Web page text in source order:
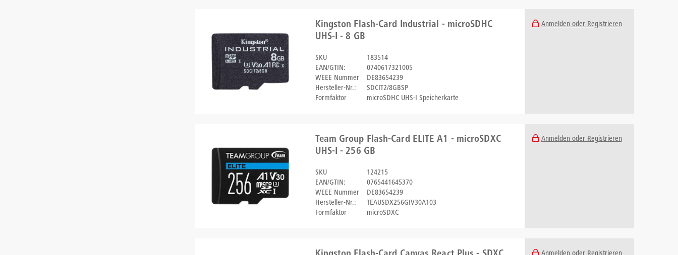
Kingston Flash-Card Industrial - microSDHC
UHS-I - 8 GB
SKU
183514
EAN/GTIN:
0740617321005
WEEE Nummer
DE83654239
Hersteller-Nr.:
SDCIT2/8GBSP
Formfaktor
microSDHC UHS-I Speicherkarte
Anmelden oder Registrieren
Team Group Flash-Card ELITE A1 - microSDXC
UHS-I - 256 GB
SKU
124215
EAN/GTIN:
0765441645370
WEEE Nummer
DE83654239
Hersteller-Nr.:
TEAUSDX256GIV30A103
Formfaktor
microSDXC
Anmelden oder Registrieren